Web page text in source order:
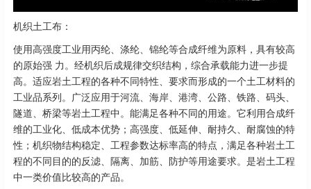
机织土工布：
使用高强度工业用丙纶、涤纶、锦纶等合成纤维为原料，具有较高
的原始强 力。经机织后成规律交织结构，综合承载能力进一步提
高。适应岩土工程的各种不同特性、要求而形成的一个土工材料的
工业品系列。广泛应用于河流、海岸、港湾、公路、铁路、码头、
隧道、桥梁等岩土工程中。能满足各种不同的用途。它利用合成纤
维的工业化、低成本优势；高强度、低延伸、耐持久、耐腐蚀的特
性；机织物结构稳定、工程参数达标率高的特点，满足各种岩土工
程的不同目的的反滤、隔离、加筋、防护等用途要求。是岩土工程
中一类价值比较高的产品。